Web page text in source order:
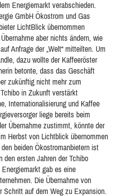
Energiemarkt verabschieden.
GmbH Ökostrom und Gas
LichtBlick übernommen
aber nichts ändern, wie
Anfrage der „Welt“ mitteilten. Um
dazu wollte der Kaffeeröster
betonte, dass das Geschäft
zukünftig nicht mehr zum
in Zukunft verstärkt
Internationalisierung und Kaffee
liege bereits beim
Übernahme zustimmt, könnte der
Herbst von Lichtblick übernommen
beiden Ökostromanbietern ist
ersten Jahren der Tchibo
gab es eine
Die Übernahme von
Schritt auf dem Weg zu Expansion.